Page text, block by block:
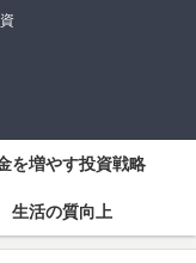
を増やす投資戦略
生活の質向上